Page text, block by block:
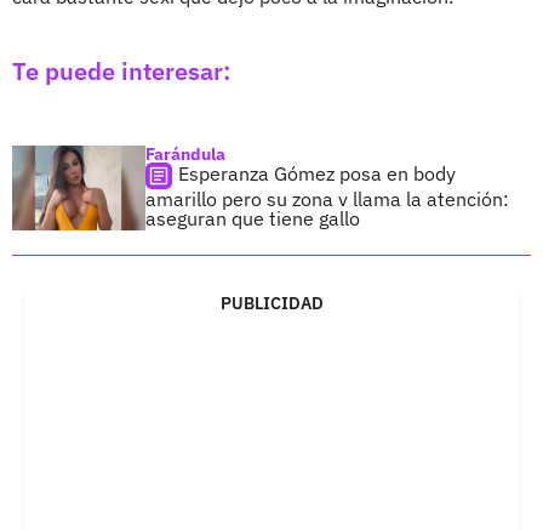
Te puede interesar:
Farándula
Esperanza Gómez posa en body
amarillo pero su zona v llama la atención:
aseguran que tiene gallo
PUBLICIDAD